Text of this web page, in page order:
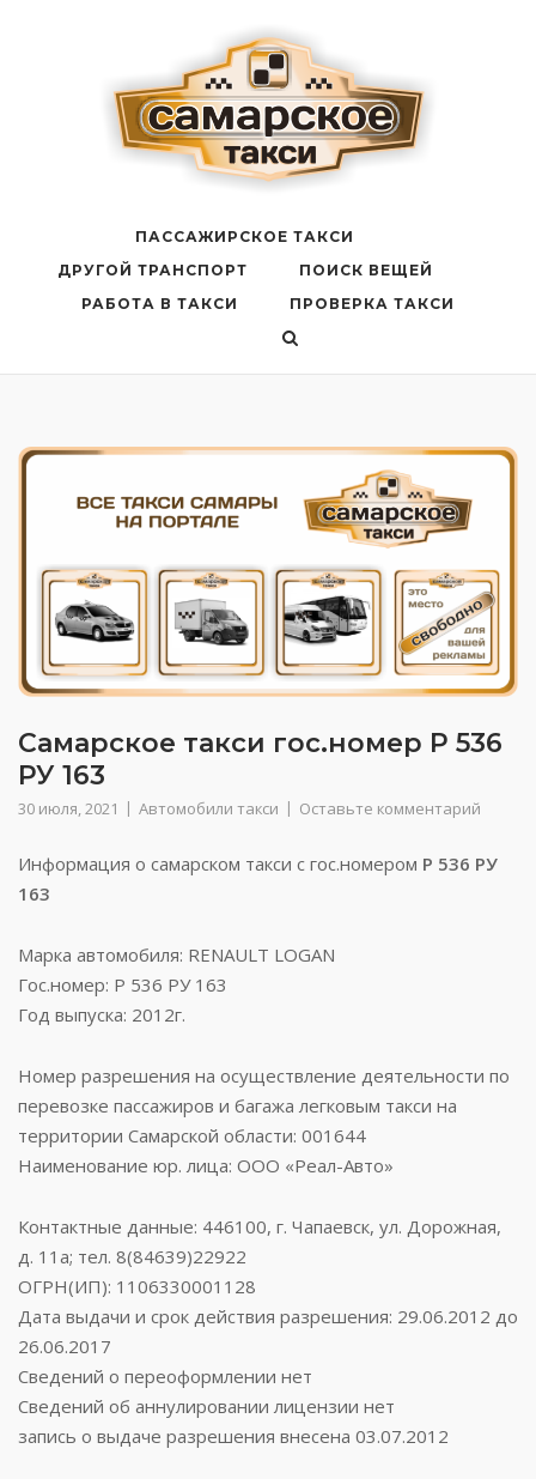
ПАССАЖИРСКОЕ ТАКСИ
ДРУГОЙ ТРАНСПОРТ
ПОИСК ВЕЩЕЙ
РАБОТА В ТАКСИ
ПРОВЕРКА ТАКСИ
Самарское такси гос.номер Р 536
РУ 163
30 июля, 2021 Автомобили такси Оставьте комментарий
Информация о самарском такси с гос.номером Р 536 РУ
163
Марка автомобиля: RENAULT LOGAN
Гос.номер: Р 536 РУ 163
Год выпуска: 2012г.
Номер разрешения на осуществление деятельности по
перевозке пассажиров и багажа легковым такси на
территории Самарской области: 001644
Наименование юр. лица: ООО «Реал-Авто»
Контактные данные: 446100, г. Чапаевск, ул. Дорожная,
д. 11а; тел. 8(84639)22922
ОГРН(ИП): 1106330001128
Дата выдачи и срок действия разрешения: 29.06.2012 до
26.06.2017
Сведений о переоформлении нет
Сведений об аннулировании лицензии нет
запись о выдаче разрешения внесена 03.07.2012